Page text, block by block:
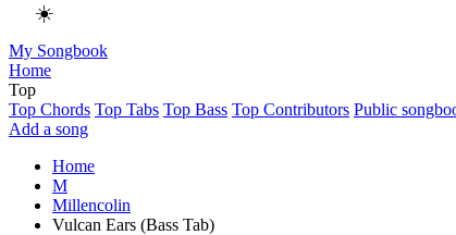
☀️
My Songbook
Home
Top
Top Chords Top Tabs Top Bass Top Contributors Public
Add a song
Home
M
Millencolin
Vulcan Ears (Bass Tab)